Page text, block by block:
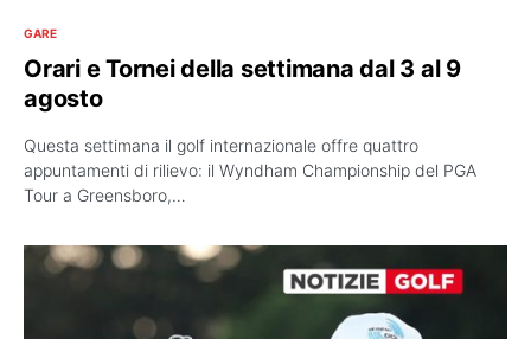
GARE
Orari e Tornei della settimana dal 3 al 9
agosto
Questa settimana il golf internazionale offre quattro
appuntamenti di rilievo: il Wyndham Championship del PGA
Tour a Greensboro,…